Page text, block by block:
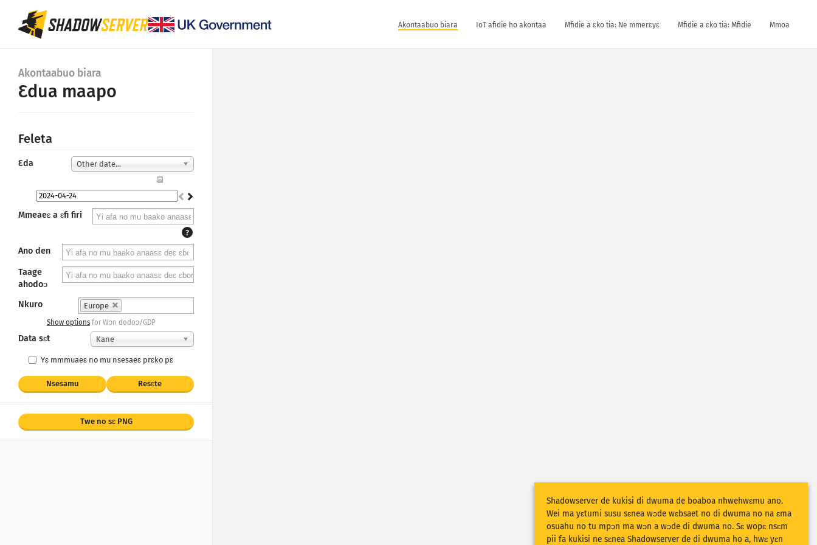
Akontaabuo biara IoT afidie ho akontaa Mfidie a ɛko tia: Ne mmerɛyɛ Mfidie a ɛko tia: Mfidie Mmoa
Akontaabuo biara
Ɛdua maapo
Feleta
Ɛda Other date...
📆
Mmeaeɛ a ɛfi firi
?
Ano den
Taage
ahodoɔ
Nkuro
Europe
Show optionsfor Wɔn dodoɔ/GDP
Data sɛt Kane
Yɛ mmmuaeɛ no mu nsesaeɛ prɛko pɛ
Nsesamu Resɛte
Twe no sɛ PNG
Shadowserver de kukisi di dwuma de boaboa nhwehwɛmu ano.
Wei ma yɛtumi susu sɛnea wɔde wɛbsaet no di dwuma no na ɛma
osuahu no tu mpɔn ma wɔn a wɔde di dwuma no. Sɛ wopɛ nsɛm
pii fa kukisi ne sɛnea Shadowserver de di dwuma ho a, hwɛ yɛn